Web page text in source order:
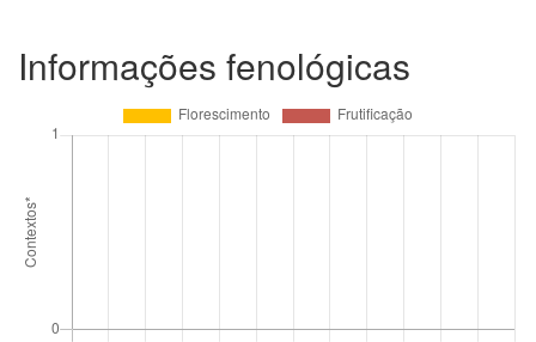
Informações fenológicas